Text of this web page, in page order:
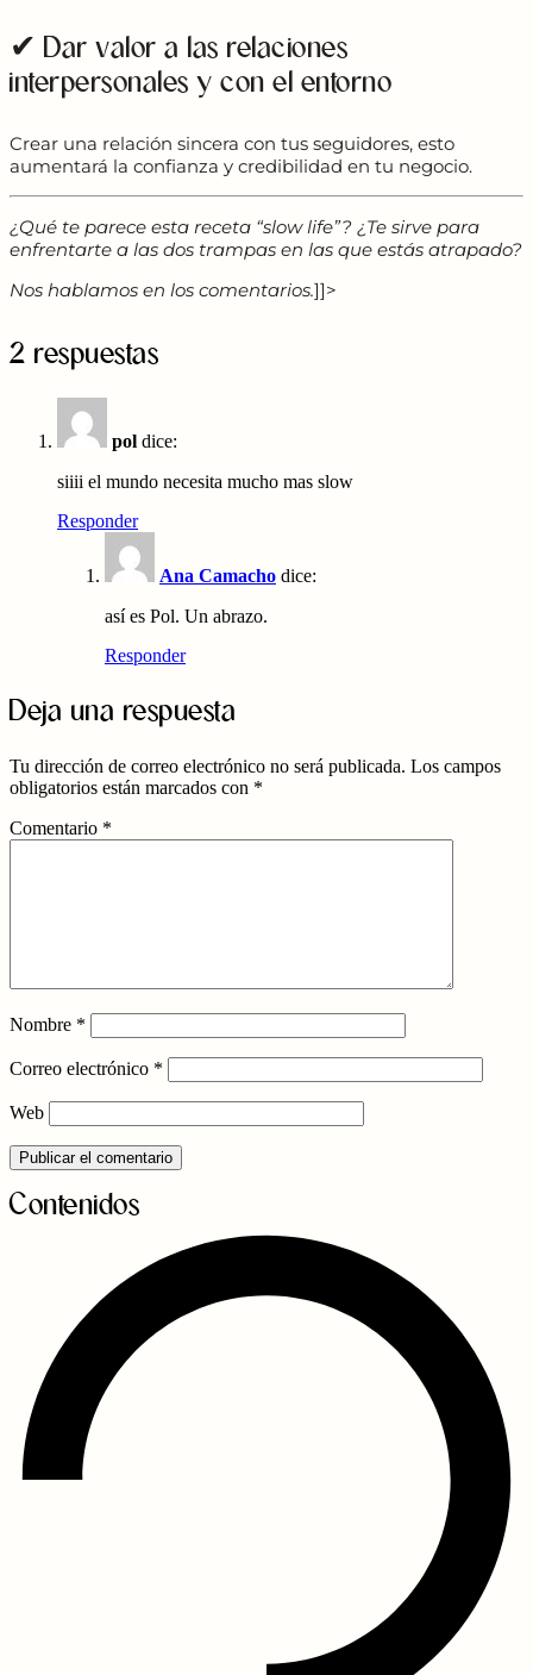
✔ Dar valor a las relaciones
interpersonales y con el entorno
Crear una relación sincera con tus seguidores, esto
aumentará la confianza y credibilidad en tu negocio.
¿Qué te parece esta receta “slow life”? ¿Te sirve para
enfrentarte a las dos trampas en las que estás atrapado?
Nos hablamos en los comentarios.]]>
2 respuestas
pol dice:
siiii el mundo necesita mucho mas slow
Responder
Ana Camacho dice:
así es Pol. Un abrazo.
Responder
Deja una respuesta
Tu dirección de correo electrónico no será publicada. Los campos
obligatorios están marcados con *
Comentario *
Nombre *
Correo electrónico *
Web
Contenidos